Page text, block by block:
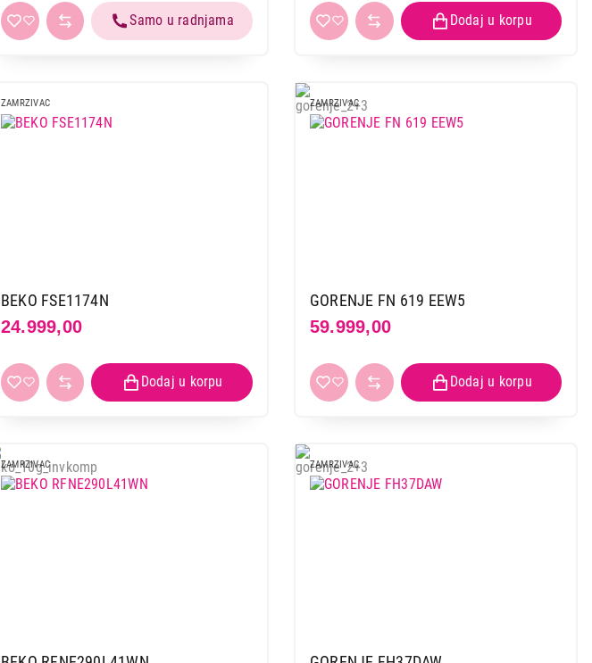
ZAMRZIVAC
BEKO FSE1174N
24.999,00
ZAMRZIVAC
GORENJE FN 619 EEW5
59.999,00
ZAMRZIVAC ZAMRZIVAC